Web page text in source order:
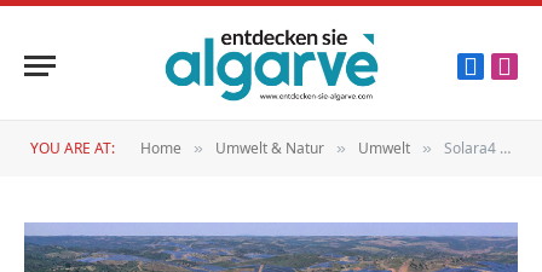
YOU ARE AT: Home » Umwelt & Natur » Umwelt » Solara4 stößt weiter auf Kritik